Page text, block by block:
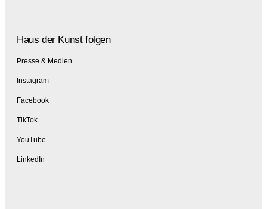
Haus der Kunst folgen
Presse & Medien
Instagram
Facebook
TikTok
YouTube
LinkedIn